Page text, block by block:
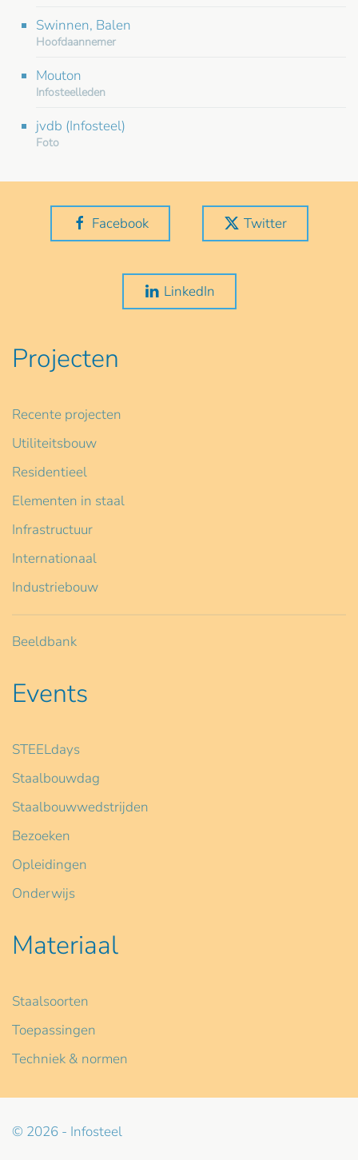
Swinnen, Balen
Hoofdaannemer
Mouton
Infosteelleden
jvdb (Infosteel)
Foto
Facebook Twitter
LinkedIn
Projecten
Recente projecten
Utiliteitsbouw
Residentieel
Elementen in staal
Infrastructuur
Internationaal
Industriebouw
Beeldbank
Events
STEELdays
Staalbouwdag
Staalbouwwedstrijden
Bezoeken
Opleidingen
Onderwijs
Materiaal
Staalsoorten
Toepassingen
Techniek & normen
© 2026 - Infosteel